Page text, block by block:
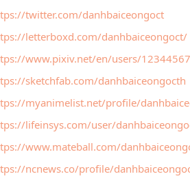
twitter.com/danhbaiceongoct
letterboxd.com/danhbaiceongoct/
www.pixiv.net/en/users/
sketchfab.com/danhbaiceongocth
myanimelist.net/profile/
lifeinsys.com/user/
www.mateball.com/
ncnews.co/profile/